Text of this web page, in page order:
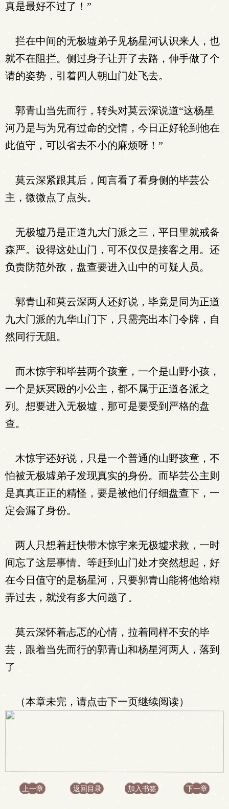
真是最好不过了！”
拦在中间的无极墟弟子见杨星河认识来人，也
就不在阻拦。侧过身子让开了去路，伸手做了个
请的姿势，引着四人朝山门处飞去。
郭青山当先而行，转头对莫云深说道“这杨星
河乃是与为兄有过命的交情，今日正好轮到他在
此值守，可以省去不小的麻烦呀！”
莫云深紧跟其后，闻言看了看身侧的毕芸公
主，微微点了点头。
无极墟乃是正道九大门派之三，平日里就戒备
森严。设得这处山门，可不仅仅是接客之用。还
负责防范外敌，盘查要进入山中的可疑人员。
郭青山和莫云深两人还好说，毕竟是同为正道
九大门派的九华山门下，只需亮出本门令牌，自
然同行无阻。
而木惊宇和毕芸两个孩童，一个是山野小孩，
一个是妖冥殿的小公主，都不属于正道各派之
列。想要进入无极墟，那可是要受到严格的盘
查。
木惊宇还好说，只是一个普通的山野孩童，不
怕被无极墟弟子发现真实的身份。而毕芸公主则
是真真正正的精怪，要是被他们仔细盘查下，一
定会漏了身份。
两人只想着赶快带木惊宇来无极墟求救，一时
间忘了这层事情。等赶到山门处才突然想起，好
在今日值守的是杨星河，只要郭青山能将他给糊
弄过去，就没有多大问题了。
莫云深怀着忐忑的心情，拉着同样不安的毕
芸，跟着当先而行的郭青山和杨星河两人，落到
了
（本章未完，请点击下一页继续阅读）
上一章 返回目录 加入书签 下一章